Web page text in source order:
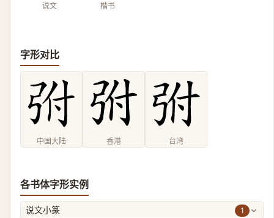
说文 楷书
字形对比
中国大陆 香港 台湾
各书体字形实例
说文小篆 1